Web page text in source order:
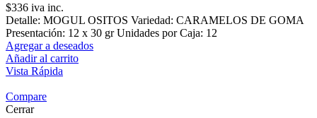
$336 iva inc.
Detalle: MOGUL OSITOS Variedad: CARAMELOS DE GOMA
Presentación: 12 x 30 gr Unidades por Caja: 12
Agregar a deseados
Añadir al carrito
Vista Rápida
Compare
Cerrar